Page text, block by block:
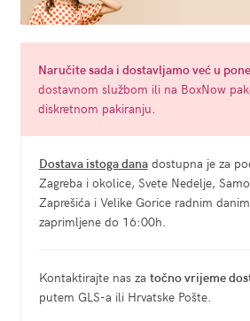
Naručitesadai dostavljamo već u
dostavnom službom ili na BoxNow
diskretnom pakiranju.
Dostava istoga danadostupna je za
Zagreba i okolice, Svete Nedelje,
Zaprešića i Velike Gorice radnim
zaprimljene do 16:00h.
Kontaktirajte nas za točno vrijeme
putem GLS-a ili Hrvatske Pošte.